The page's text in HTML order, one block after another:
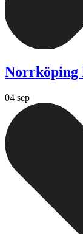
Norrköping
04 sep